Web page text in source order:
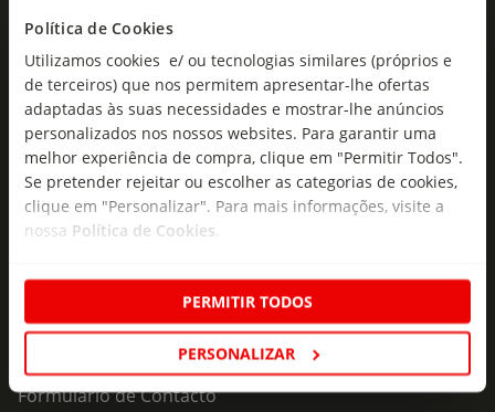
Política de Cookies
Utilizamos cookies e/ ou tecnologias similares (próprios e
de terceiros) que nos permitem apresentar-lhe ofertas
adaptadas às suas necessidades e mostrar-lhe anúncios
personalizados nos nossos websites. Para garantir uma
melhor experiência de compra, clique em "Permitir Todos".
Se pretender rejeitar ou escolher as categorias de cookies,
clique em "Personalizar". Para mais informações, visite a
nossa Política de Cookies
PERMITIR TODOS
PERSONALIZAR
As novidades mais frescas no
seu e-mail!
Subscreva e descubra campanhas exclusivas,
ofertas e novidades para si.
Insira o seu e-
mail
Subscrever
Formulário de Contacto